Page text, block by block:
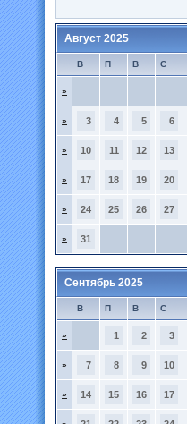
Август 2025
В П В С
»
» 3 4 5 6
» 10 11 12 13
» 17 18 19 20
» 24 25 26 27
» 31
Сентябрь 2025
В П В С
» 1 2 3
» 7 8 9 10
» 14 15 16 17